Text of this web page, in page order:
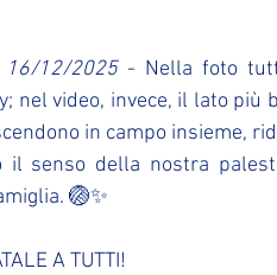
16/12/2025 - Nella foto
nel video, invece, il lato più
in campo insieme,
il senso della nostra
🏐✨
A TUTTI!